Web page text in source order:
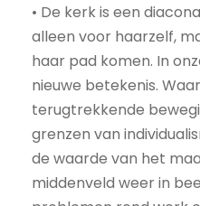
• De kerk is een
alleen voor haarzelf,
haar pad komen. In
nieuwe betekenis.
terugtrekkende
grenzen van
de waarde van het
middenveld weer in